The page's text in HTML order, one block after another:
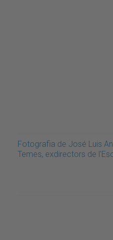
Fotografia de José Luis
Temes, exdirectors de